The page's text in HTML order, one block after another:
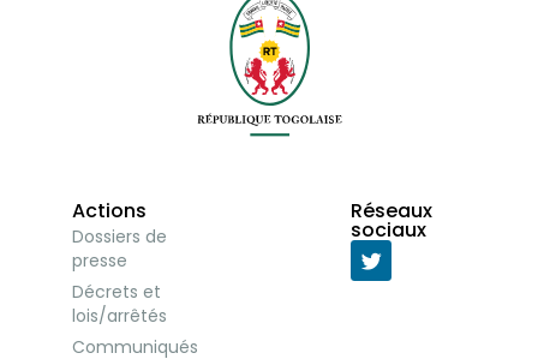
Actions
Dossiers de
presse
Décrets et
lois/arrêtés
Communiqués
Réseaux
sociaux